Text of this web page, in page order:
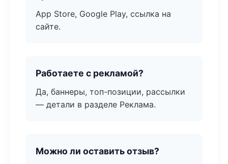
App Store, Google Play, ссылка на
сайте.
Работаете с рекламой?
Да, баннеры, топ-позиции, рассылки
— детали в разделе Реклама.
Можно ли оставить отзыв?